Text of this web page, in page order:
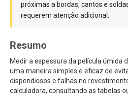
próximas a bordas, cantos e
requerem atenção adicional.
Resumo
Medir a espessura da película úmida
uma maneira simples e eficaz de
dispendiosos e falhas no
calculadora, consultando as tabelas